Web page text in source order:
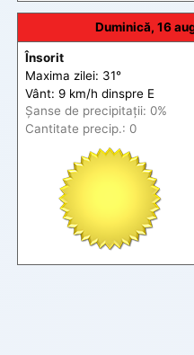
Duminică, 16
Însorit
Maxima zilei: 31°
Vânt: 9 km/h dinspre E
Șanse de precipitații: 0%
Cantitate precip.: 0